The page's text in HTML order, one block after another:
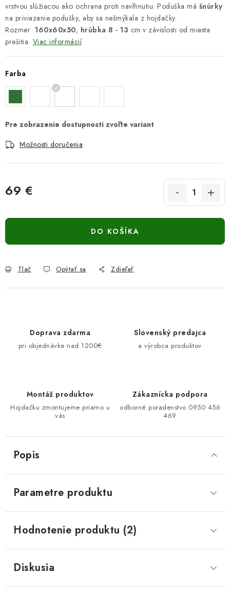
vrstvou slúžiacou ako ochrana proti navlhnutiu. Poduška má šnúrky
na priviazanie podušky, aby sa nešmýkala z hojdačky.
Rozmer 160x60x50, hrúbka 8 - 13 cm v závislosti od miesta
prešitia. Viac informácií
Farba
Možnosti doručenia
69 €
DO KOŠÍKA
Tlač Opýtať sa Zdieľať
Doprava zdarma
pri objednávke nad 1200€
Slovenský predajca
a výrobca produktov
Montáž produktov
Hojdačku zmontujeme priamo u
vás
Zákaznícka podpora
odborné poradenstvo 0950 456
469
Popis
Parametre produktu
Hodnotenie produktu (2)
Diskusia